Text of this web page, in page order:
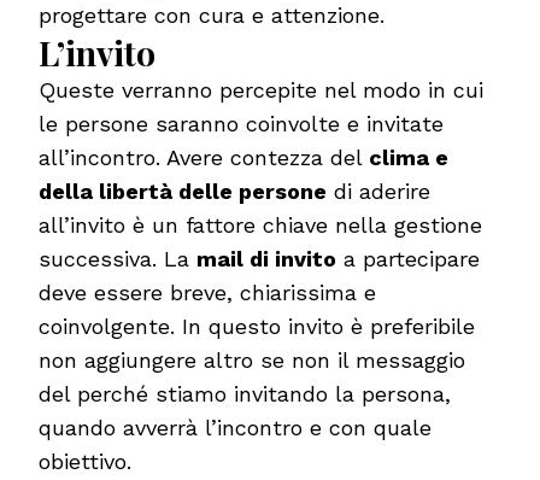
progettare con cura e attenzione.
L’invito
Queste verranno percepite nel modo in cui
le persone saranno coinvolte e invitate
all’incontro. Avere contezza del clima e
della libertà delle persone di aderire
all’invito è un fattore chiave nella gestione
successiva. La mail di invito a partecipare
deve essere breve, chiarissima e
coinvolgente. In questo invito è preferibile
non aggiungere altro se non il messaggio
del perché stiamo invitando la persona,
quando avverrà l’incontro e con quale
obiettivo.